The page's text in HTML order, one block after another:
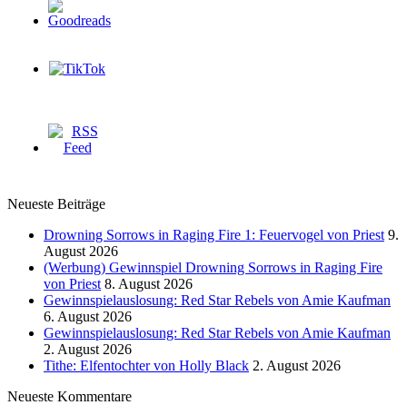
Neueste Beiträge
Drowning Sorrows in Raging Fire 1: Feuervogel von Priest 9.
August 2026
(Werbung) Gewinnspiel Drowning Sorrows in Raging Fire
von Priest 8. August 2026
Gewinnspielauslosung: Red Star Rebels von Amie Kaufman
6. August 2026
Gewinnspielauslosung: Red Star Rebels von Amie Kaufman
2. August 2026
Tithe: Elfentochter von Holly Black 2. August 2026
Neueste Kommentare